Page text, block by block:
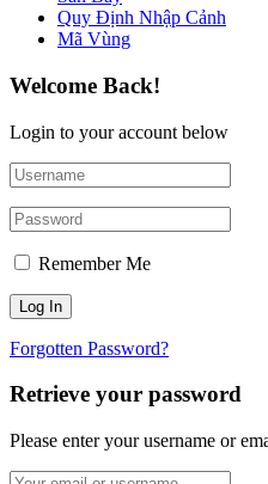
Quy Định Nhập Cảnh
Mã Vùng
Welcome Back!
Login to your account below
Remember Me
Forgotten Password?
Retrieve your password
Please enter your username or